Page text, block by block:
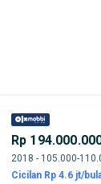
Rp
2018 - 105.000-
Cicilan Rp 4.6 jt/